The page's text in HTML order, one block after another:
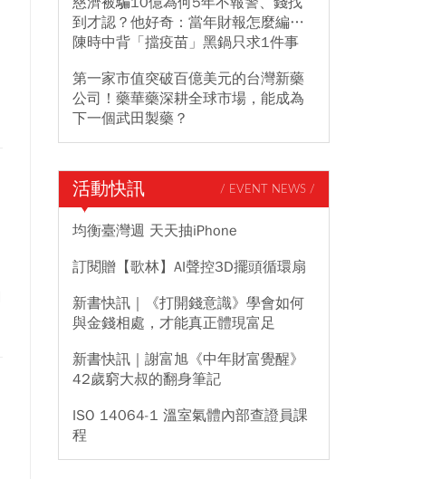
到才認？他好奇：當年財報怎麼編…
陳時中背「擋疫苗」黑鍋只求1件事
第一家市值突破百億美元的台灣新藥
公司！藥華藥深耕全球市場，能成為
下一個武田製藥？
活動快訊 / EVENT NEWS /
均衡臺灣週 天天抽iPhone
訂閱贈【歌林】AI聲控3D擺頭循環扇
新書快訊｜《打開錢意識》學會如何
與金錢相處，才能真正體現富足
新書快訊｜謝富旭《中年財富覺醒》
42歲窮大叔的翻身筆記
ISO 14064-1 溫室氣體內部查證員課
程